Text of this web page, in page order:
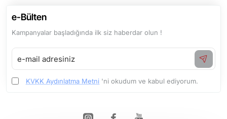
e-Bülten
Kampanyalar başladığında ilk siz haberdar olun !
e-
mail
adresiniz
KVKK Aydınlatma Metni 'ni okudum ve kabul ediyorum.